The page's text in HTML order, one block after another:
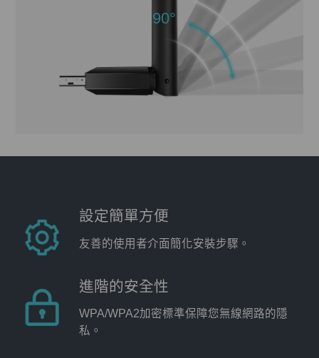
90°
設定簡單方便
友善的使用者介面簡化安裝步驟。
進階的安全性
WPA/WPA2加密標準保障您無線網路的隱
私。